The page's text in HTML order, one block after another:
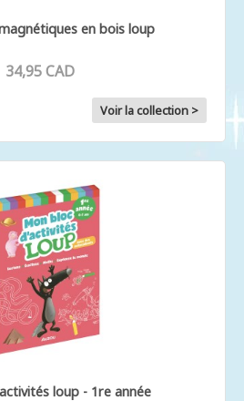
en bois loup
34,95 CAD
Voir la collection >
loup - 1re année